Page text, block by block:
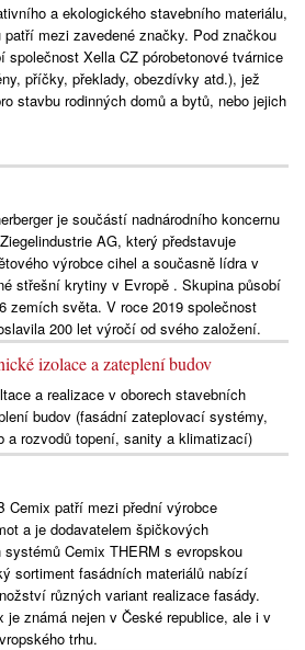
a ekologického stavebního materiálu,
mezi zavedené značky. Pod značkou
společnost Xella CZ pórobetonové tvárnice
příčky, překlady, obezdívky atd.), jež
stavbu rodinných domů a bytů, nebo jejich
je součástí nadnárodního koncernu
AG, který představuje
výrobce cihel a současně lídra v
střešní krytiny v Evropě . Skupina působí
zemích světa. V roce 2019 společnost
200 let výročí od svého založení.
izolace a zateplení budov
a realizace v oborech stavebních
budov (fasádní zateplovací systémy,
a rozvodů topení, sanity a klimatizací)
Cemix patří mezi přední výrobce
a je dodavatelem špičkových
Cemix THERM s evropskou
sortiment fasádních materiálů nabízí
různých variant realizace fasády.
je známá nejen v České republice, ale i v
trhu.